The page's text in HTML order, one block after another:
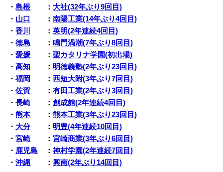
・島根 ： 大社(32年ぶり9回目)
・ 山口 ：南陽工業(14年ぶり4回目)
・香川 ：英明(2年連続4回目)
・徳島 ： 鳴門渦潮(7年ぶり8回目)
・愛媛 ：聖カタリナ学園(初出場)
・高知 ： 明徳義塾(2年ぶり23回目)
・福岡 ：西短大附(3年ぶり7回目)
・佐賀 ：有田工業(2年ぶり3回目)
・長崎：創成館(2年連続4回目)
・熊本：熊本工業(3年ぶり23回目)
・ 大分 ： 明豊(4年連続10回目)
・宮崎：宮崎商業(3年ぶり6回目)
・ 鹿児島 ：神村学園(2年連続7回目)
・沖縄 ：興南(2年ぶり14回目)